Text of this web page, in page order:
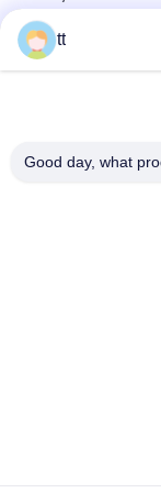
ESD da estação
200V que solda o
com a pistola
tt
Good day, what